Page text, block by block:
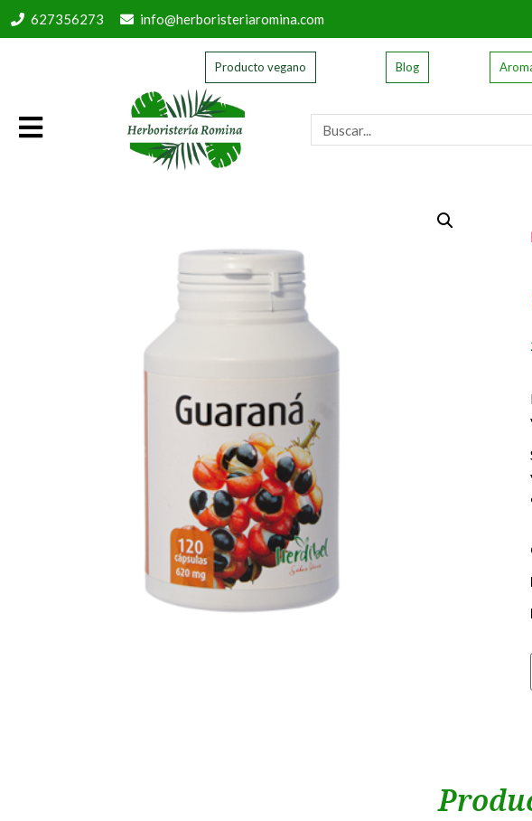
627356273 info@herboristeriaromina.com
Producto vegano Blog